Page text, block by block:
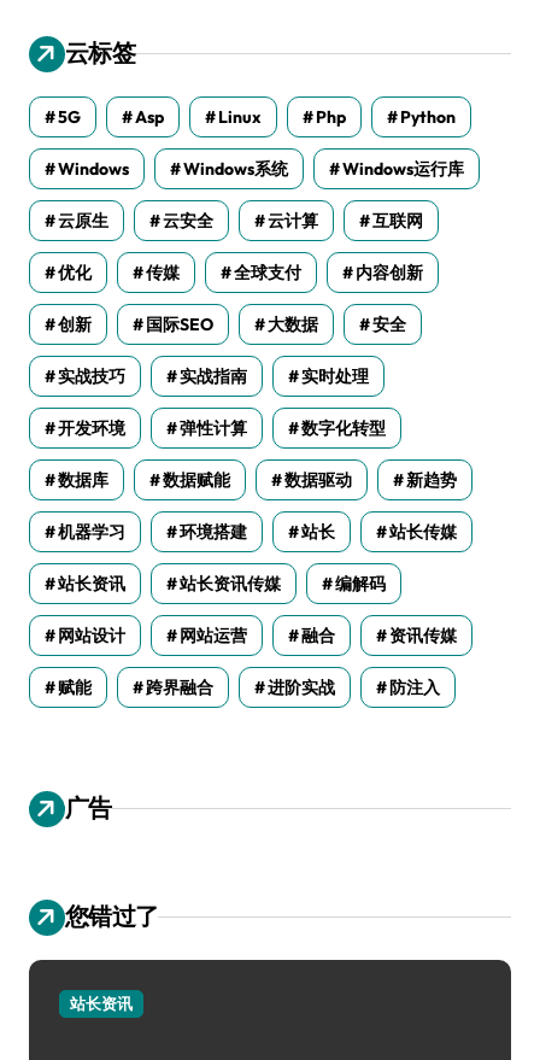
云标签
5G Asp Linux Php Python
Windows Windows系统 Windows运行库
云原生 云安全 云计算 互联网
优化 传媒 全球支付 内容创新
创新 国际SEO 大数据 安全
实战技巧 实战指南 实时处理
开发环境 弹性计算 数字化转型
数据库 数据赋能 数据驱动 新趋势
机器学习 环境搭建 站长 站长传媒
站长资讯 站长资讯传媒 编解码
网站设计 网站运营 融合 资讯传媒
赋能 跨界融合 进阶实战 防注入
广告
您错过了
站长资讯